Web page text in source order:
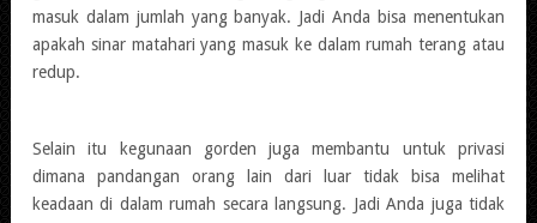
masuk dalam jumlah yang banyak. Jadi Anda bisa menentukan
apakah sinar matahari yang masuk ke dalam rumah terang atau
redup.
Selain itu kegunaan gorden juga membantu untuk privasi
dimana pandangan orang lain dari luar tidak bisa melihat
keadaan di dalam rumah secara langsung. Jadi Anda juga tidak